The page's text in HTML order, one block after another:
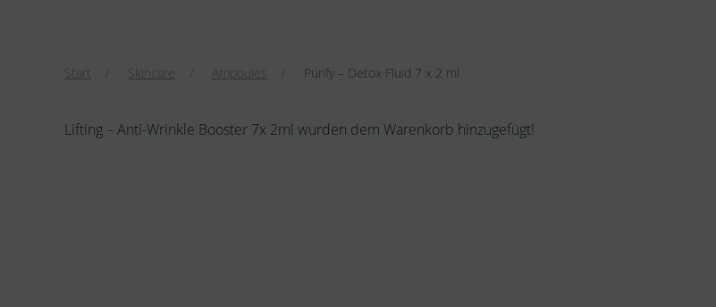
Start Skincare Ampoules Purify – Detox Fluid 7 x 2 ml
Lifting – Anti-Wrinkle Booster 7x 2ml wurden dem Warenkorb hinzugefügt!